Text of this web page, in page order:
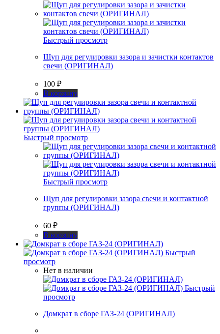
Быстрый просмотр
Щуп для регулировки зазора и зачистки контактов
свечи (ОРИГИНАЛ)
100 ₽
В корзину
Быстрый просмотр
Быстрый просмотр
Щуп для регулировки зазора свечи и контактной
группы (ОРИГИНАЛ)
60 ₽
В корзину
Быстрый
просмотр
Нет в наличии
Быстрый
просмотр
Домкрат в сборе ГАЗ-24 (ОРИГИНАЛ)